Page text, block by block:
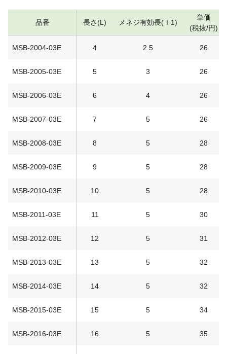
品番 長さ(L) メネジ有効長(ｌ1)
単価
(税抜/円)
MSB-2004-03E 4 2.5 26
MSB-2005-03E 5 3 26
MSB-2006-03E 6 4 26
MSB-2007-03E 7 5 26
MSB-2008-03E 8 5 28
MSB-2009-03E 9 5 28
MSB-2010-03E 10 5 28
MSB-2011-03E 11 5 30
MSB-2012-03E 12 5 31
MSB-2013-03E 13 5 32
MSB-2014-03E 14 5 32
MSB-2015-03E 15 5 34
MSB-2016-03E 16 5 35